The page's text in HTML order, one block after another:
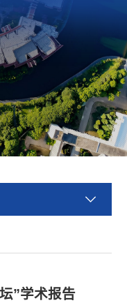
”学术报告